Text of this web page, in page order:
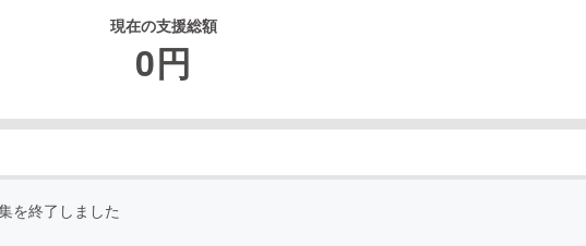
現在の支援総額
0円
を終了しました